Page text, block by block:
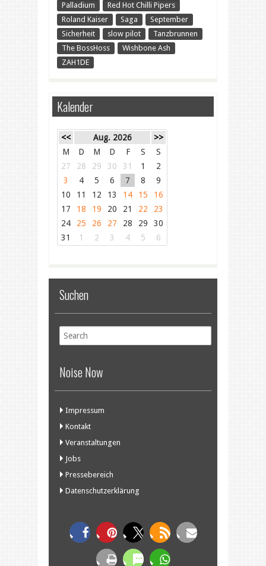
Palladium
Red Hot Chilli Pipers
Roland Kaiser
Saga
September
Sicherheit
slow pilot
Tanzbrunnen
The BossHoss
Wishbone Ash
ZAH1DE
Kalender
<< Aug. 2026
>>
M
D M D F S
S
27
28 29 30 31 1
2
3
4 5 6 7 8
9
10
11 12 13 14 15
16
17
18 19 20 21 22
23
24
25 26 27 28 29
30
31
1 2 3 4 5 6
Suchen
Noise Now
Impressum
Kontakt
Veranstaltungen
Jobs
Pressebereich
Datenschutzerklärung